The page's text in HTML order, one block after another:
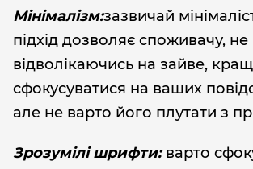
Мінімалізм:зазвичай
підхід дозволяє споживачу, не
відволікаючись на зайве,
сфокусуватися на ваших
але не варто його плутати з
Зрозумілі шрифти:варто